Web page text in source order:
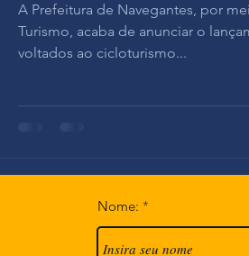
A Prefeitura de Navegantes, por
Turismo, acaba de anunciar o
voltados ao cicloturismo...
Nome: